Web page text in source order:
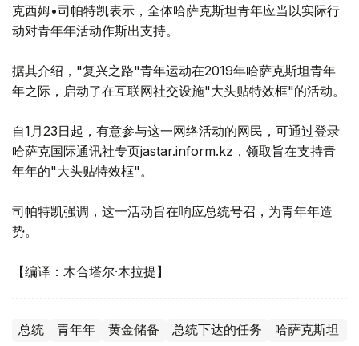
克西姆•司帕特凯表示，全体哈萨克斯坦青年应当以实际行
动对青年年活动作斯出支持。
据其介绍，"复兴之路"青年运动在2019年哈萨克斯坦青年
年之际，启动了在互联网社交设施"大头贴特效框"的活动。
自1月23日起，有意参与这一网络活动的网民，可通过登录
哈萨克国际通讯社专页jastar.inform.kz，领取旨在支持青
年年的"大头贴特效框"。
司帕特凯强调，这一活动旨在响应总统号召，为青年年造
势。
【编译：木合塔尔·木拉提】
总统 青年年 黄金储备 总统下达的任务 哈萨克斯坦